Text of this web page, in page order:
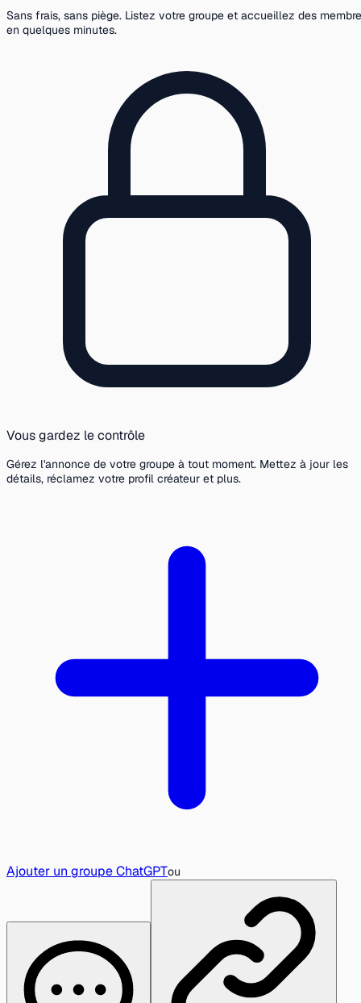
Sans frais, sans piège. Listez votre groupe et accueillez des
en quelques minutes.
Vous gardez le contrôle
Gérez l'annonce de votre groupe à tout moment. Mettez à jour les
détails, réclamez votre profil créateur et plus.
Ajouter un groupe ChatGPTou